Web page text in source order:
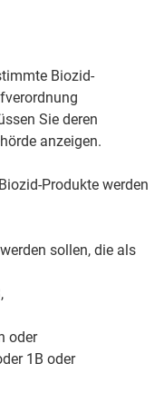
Biozid-
Sie deren
anzeigen.
Produkte werden
sollen, die als
oder
1B oder